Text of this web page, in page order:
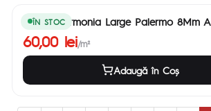
ÎN STOC
Parchet Armonia Large Palermo 8Mm
60,00 lei/m²
Adaugă în Coş